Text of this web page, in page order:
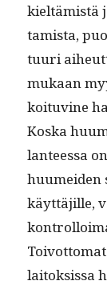
kieltämistä
tamista,
tuuri
mukaan
koitu­vine
Kos­ka
lanteessa
huumei­den
käyt­täjille,
laitok­sis­sa